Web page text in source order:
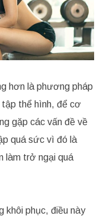
hơn là phương pháp
thể hình, để cơ
gặp các vấn đề về
quá sức vì đó là
làm trở ngại quá
khôi phục, điều này